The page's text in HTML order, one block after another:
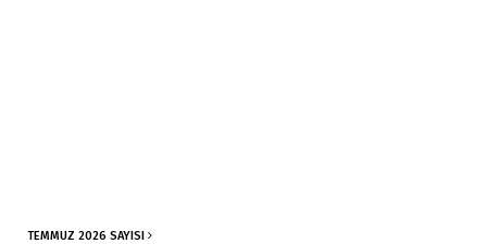
TEMMUZ 2026 SAYISI